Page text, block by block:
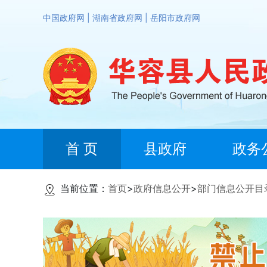
中国政府网 湖南省政府网 岳阳市政府网
首 页 县政府 政务
当前位置： 首页>政府信息公开>部门信息公开目